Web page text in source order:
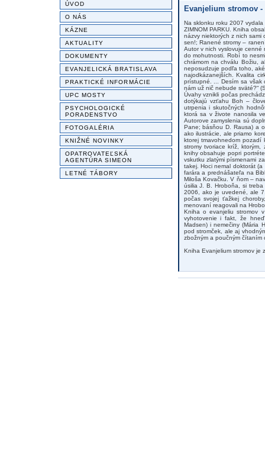
ÚVOD
O NÁS
KÁZNE
AKTUALITY
DOKUMENTY
EVANJELICKÁ BRATISLAVA
PRAKTICKÉ INFORMÁCIE
UPC MOSTY
PSYCHOLOGICKÉ
PORADENSTVO
FOTOGALÉRIA
KNIŽNÉ NOVINKY
OPATROVATEĽSKÁ
AGENTÚRA SIMEON
LETNÉ TÁBORY
Evanjelium stromov
Na sklonku roku 2007
ZIMNOM PARKU. Kniha
názvy niektorých z nich sami
sen!; Ranené stromy –
Autor v nich vyslovuje cenné
do mohutnosti. Robí to
chrámom na chválu Božiu,
neposudzuje podľa toho,
najodkázanejších. Kvalita
prístupné. ... Desím sa však
nám už nič nebude sväté?“
Úvahy vznikli počas
dotýkajú vzťahu Boh –
utrpenia i skutočných
ktorá sa v živote nanosila
Autorove zamyslenia sú
Pane; básňou D. Rausa) a
ako ilustrácie, ale priamo
ktorej tmavohnedom pozadí
stromy tvoriace kríž,
knihy obsahuje popri
vskutku zlatými písmenami
takej. Hoci nemal doktorát
farára a prednášateľa na
Miloša Kovačku. V ňom –
úsilia J. B. Hroboňa, si
2006, ako je uvedené, ale
počas svojej ťažkej
menovaní reagovali na
Kniha o evanjeliu stromov
vyhotovenie i fakt, že
Madsen) i nemečiny (Mária
pod stromček, ale aj
zbožným a poučným čítaním
Kniha Evanjelium stromov je